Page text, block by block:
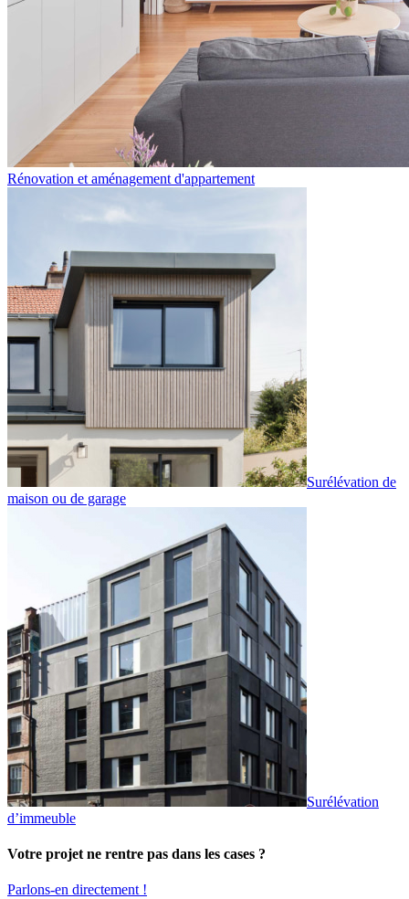
Rénovation et aménagement d'appartement
Surélévation de
maison ou de garage
Surélévation
d’immeuble
Votre projet ne rentre pas dans les cases ?
Parlons-en directement !